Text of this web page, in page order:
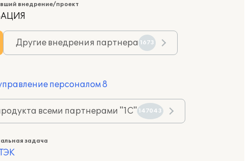
внедрение/проект
Другие внедрения партнера 1673
персоналом 8
всеми партнерами "1С" 147043
задача